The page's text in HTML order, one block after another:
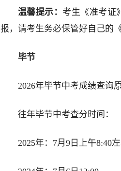
温馨提示： 考生《准考证
报，请考生务必保管好自己的
毕节
2026年毕节中考成绩查询
往年毕节中考查分时间：
2025年：7月9日上午8:40